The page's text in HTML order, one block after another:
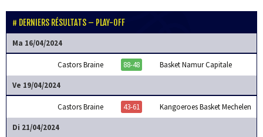
DERNIERS RÉSULTATS – PLAY-OFF
Ma 16/04/2024
Castors Braine 88-48 Basket Namur Capitale
Ve 19/04/2024
Castors Braine 43-61 Kangoeroes Basket Mechelen
Di 21/04/2024